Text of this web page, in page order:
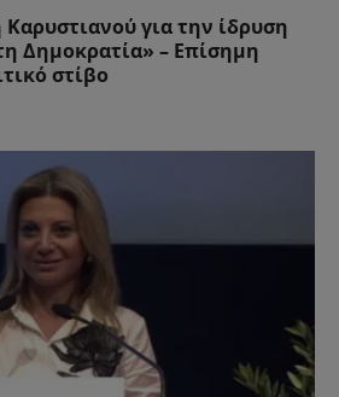
για την ίδρυση
Δημοκρατία» – Επίσημη
στίβο